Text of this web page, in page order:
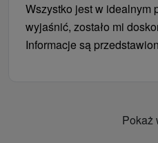
Wszystko jest w idealnym
wyjaśnić, zostało mi
Informacje są
Pokaż